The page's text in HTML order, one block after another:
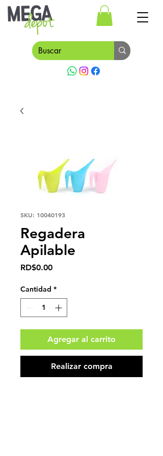
SKU: 10040193
Regadera
Apilable
RD$0.00Precio
Cantidad *
Agregar al carrito
Realizar compra